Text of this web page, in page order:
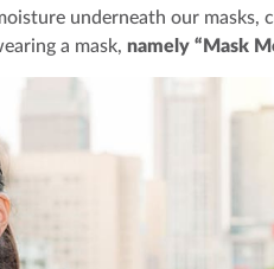
underneath our masks,
a mask, namely “Mask